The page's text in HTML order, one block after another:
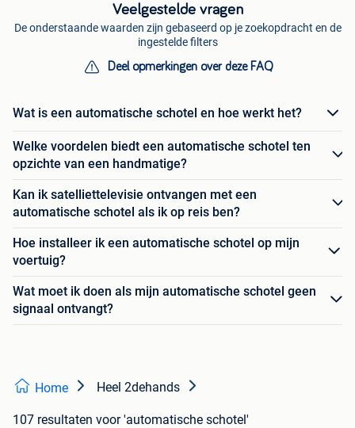
Veelgestelde vragen
De onderstaande waarden zijn gebaseerd op je zoekopdracht en de
ingestelde filters
Deel opmerkingen over deze FAQ
Wat is een automatische schotel en hoe werkt het?
Welke voordelen biedt een automatische schotel ten
opzichte van een handmatige?
Kan ik satelliettelevisie ontvangen met een
automatische schotel als ik op reis ben?
Hoe installeer ik een automatische schotel op mijn
voertuig?
Wat moet ik doen als mijn automatische schotel geen
signaal ontvangt?
Home Heel 2dehands
107 resultaten voor 'automatische schotel'